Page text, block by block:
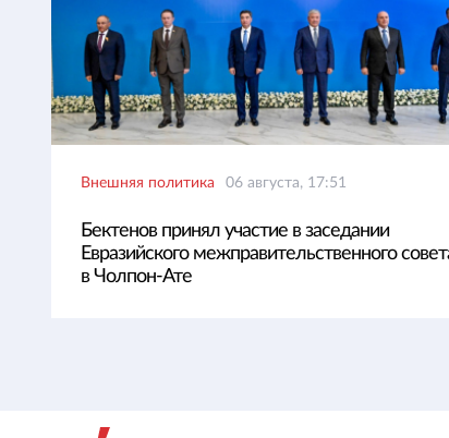
Внешняя политика 06 августа, 17:51
Бектенов принял участие в заседании
Евразийского межправительственного
в Чолпон-Ате